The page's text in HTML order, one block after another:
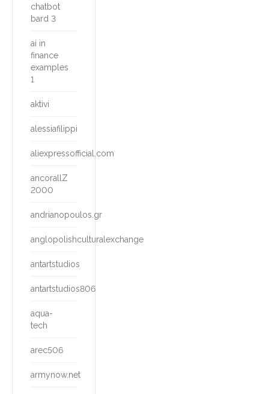
chatbot
bard 3
ai in
finance
examples
1
aktivi
alessiafilippi
aliexpressofficial.com
ancorallZ
2000
andrianopoulos.gr
anglopolishculturalexchange
antartstudios
antartstudios806
aqua-
tech
arec506
armynow.net